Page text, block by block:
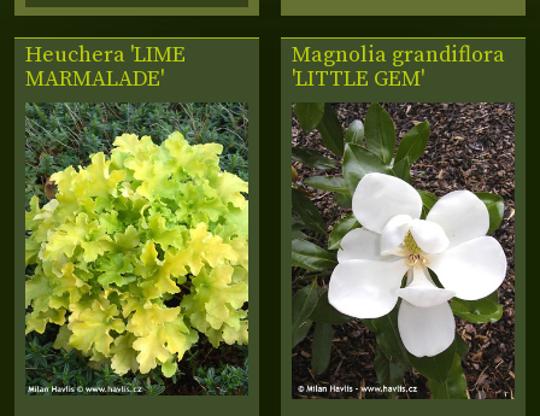
Heuchera 'LIME
MARMALADE'
Magnolia grandiflora
'LITTLE GEM'